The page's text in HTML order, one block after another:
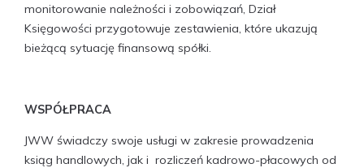
monitorowanie należności i zobowiązań, Dział
Księgowości przygotowuje zestawienia, które ukazują
bieżącą sytuację finansową spółki.
WSPÓŁPRACA
JWW świadczy swoje usługi w zakresie prowadzenia
ksiąg handlowych, jak i rozliczeń kadrowo-płacowych od